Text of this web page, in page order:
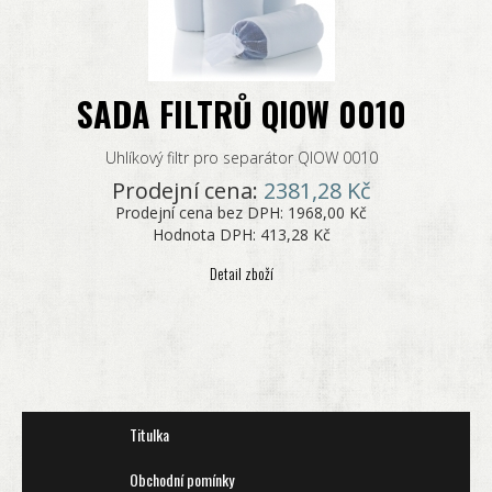
SADA FILTRŮ QIOW 0010
Uhlíkový filtr pro separátor QIOW 0010
Prodejní cena: 2381,28 Kč
Prodejní cena bez DPH: 1968,00 Kč
Hodnota DPH: 413,28 Kč
Detail zboží
Titulka
Obchodní pomínky